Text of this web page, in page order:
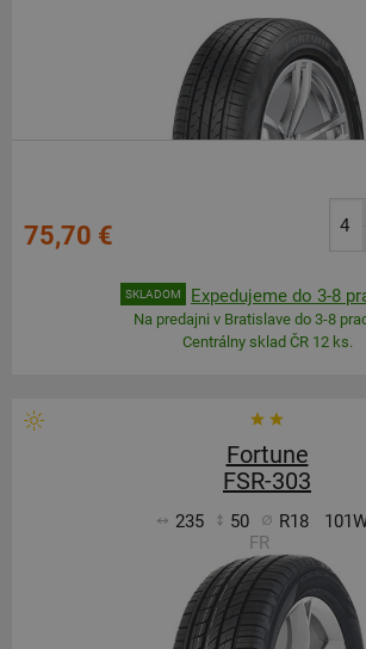
75,70 €
SKLADOM Expedujeme do 3-8
Na predajni v Bratislave do 3-8
Centrálny sklad ČR 12 ks.
Fortune
FSR-303
235 50 R18
FR